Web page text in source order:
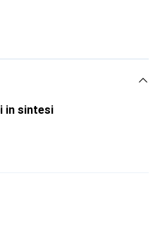
in sintesi